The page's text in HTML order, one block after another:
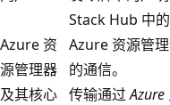
Stack Hub 中的
Azure 资
源管理器
及其核心
Azure 资源管
的通信。
传输通过